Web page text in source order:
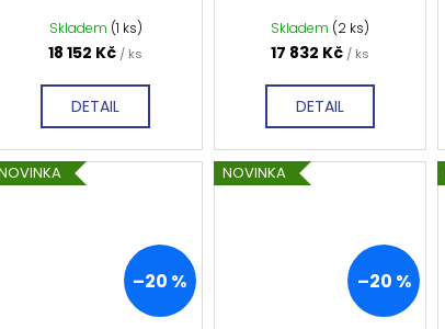
Skladem (1 ks)
18 152 Kč / ks
DETAIL
Skladem (2 ks)
17 832 Kč / ks
DETAIL
–20 %
NOVINKA
–20 %